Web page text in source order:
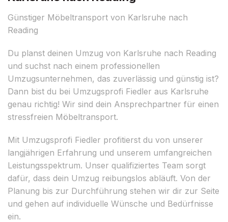
Günstiger Möbeltransport von Karlsruhe nach
Reading
Du planst deinen Umzug von Karlsruhe nach Reading
und suchst nach einem professionellen
Umzugsunternehmen, das zuverlässig und günstig ist?
Dann bist du bei Umzugsprofi Fiedler aus Karlsruhe
genau richtig! Wir sind dein Ansprechpartner für einen
stressfreien Möbeltransport.
Mit Umzugsprofi Fiedler profitierst du von unserer
langjährigen Erfahrung und unserem umfangreichen
Leistungsspektrum. Unser qualifiziertes Team sorgt
dafür, dass dein Umzug reibungslos abläuft. Von der
Planung bis zur Durchführung stehen wir dir zur Seite
und gehen auf individuelle Wünsche und Bedürfnisse
ein.